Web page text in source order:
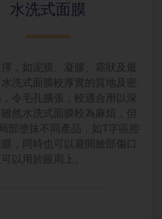
水洗式面膜
，如泥膜、凝膠、霜狀及最
洗式面膜較厚實的質地及密
令毛孔擴張，較適合用以深
然水洗式面膜較為麻煩，但
部塗抹不同產品，如T字區控
，同時也可以避開臉部傷口
以用於眼周上。